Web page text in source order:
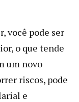
você pode ser
o que tende
um novo
riscos, pode
e